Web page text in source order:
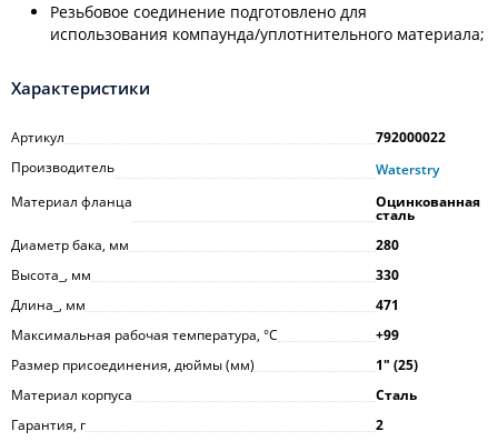
Резьбовое соединение подготовлено для
использования компаунда/уплотнительного материала;
Характеристики
Артикул
792000022
Производитель
Waterstry
Материал фланца
Оцинкованная
сталь
Диаметр бака, мм
280
Высота_, мм
330
Длина_, мм
471
Максимальная рабочая температура, °С
+99
Размер присоединения, дюймы (мм)
1ʺ (25)
Материал корпуса
Сталь
Гарантия, г
2